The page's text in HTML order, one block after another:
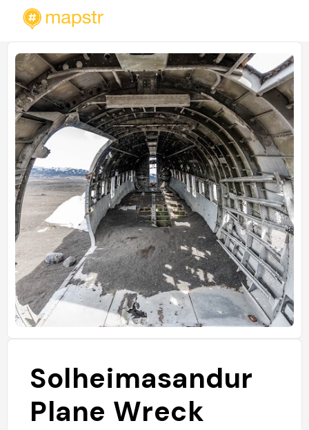
Solheimasandur
Plane Wreck